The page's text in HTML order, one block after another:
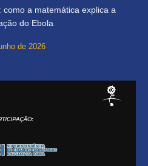
como a matemática explica a
do Ebola
de 2026